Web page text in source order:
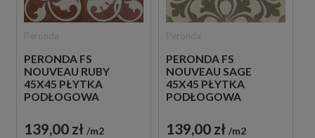
PERONDA FS
NOUVEAU RUBY
45X45 PŁYTKA
PODŁOGOWA
139,00 zł m2
PERONDA FS
NOUVEAU SAGE
45X45 PŁYTKA
PODŁOGOWA
139,00 zł m2